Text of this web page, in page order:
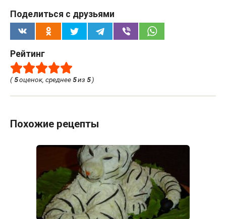
Поделиться с друзьями
Рейтинг
(5оценок, среднее5из 5)
Похожие рецепты